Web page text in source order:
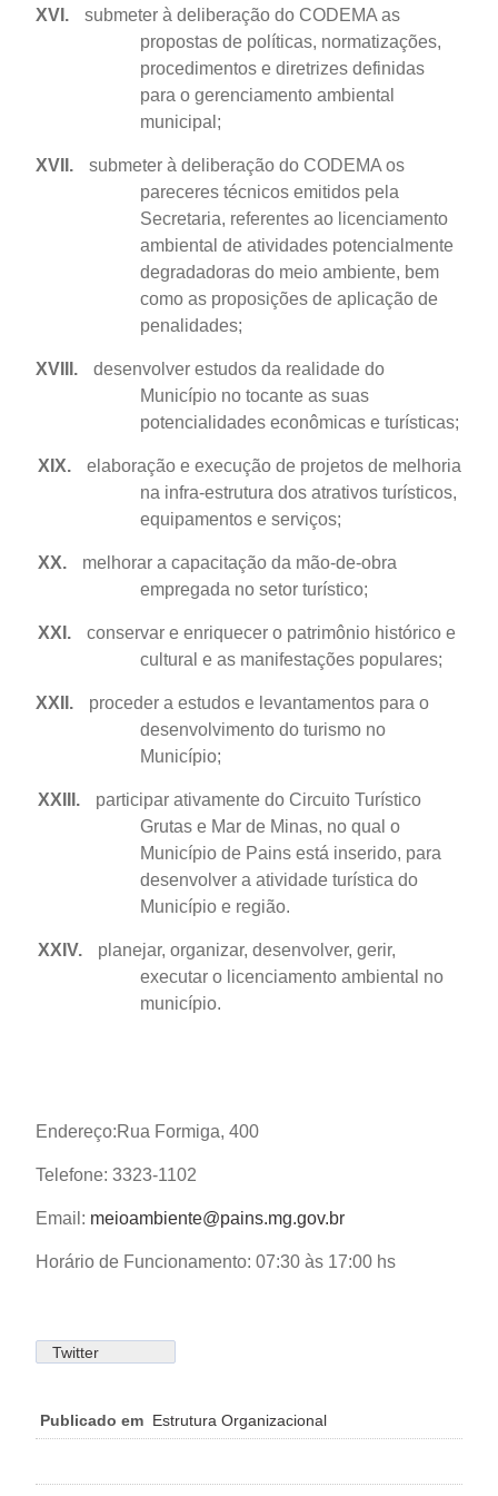
XVI.
submeter à deliberação do CODEMA as
propostas de políticas, normatizações,
procedimentos e diretrizes definidas
para o gerenciamento ambiental
municipal;
XVII.
submeter à deliberação do CODEMA os
pareceres técnicos emitidos pela
Secretaria, referentes ao licenciamento
ambiental de atividades potencialmente
degradadoras do meio ambiente, bem
como as proposições de aplicação de
penalidades;
XVIII.
desenvolver estudos da realidade do
Município no tocante as suas
potencialidades econômicas e turísticas;
XIX.
elaboração e execução de projetos de melhoria
na infra-estrutura dos atrativos turísticos,
equipamentos e serviços;
XX.
melhorar a capacitação da mão-de-obra
empregada no setor turístico;
XXI.
conservar e enriquecer o patrimônio histórico e
cultural e as manifestações populares;
XXII.
proceder a estudos e levantamentos para o
desenvolvimento do turismo no
Município;
XXIII.
participar ativamente do Circuito Turístico
Grutas e Mar de Minas, no qual o
Município de Pains está inserido, para
desenvolver a atividade turística do
Município e região.
XXIV.
planejar, organizar, desenvolver, gerir,
executar o licenciamento ambiental no
município.
Endereço:Rua Formiga, 400
Telefone: 3323-1102
Email: meioambiente@pains.mg.gov.br
Horário de Funcionamento: 07:30 às 17:00 hs
Twitter
Publicado em Estrutura Organizacional